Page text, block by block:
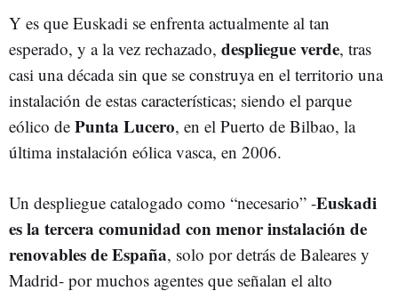
Y es que Euskadi se enfrenta actualmente al tan
esperado, y a la vez rechazado, despliegue verde, tras
casi una década sin que se construya en el territorio una
instalación de estas características; siendo el parque
eólico de Punta Lucero, en el Puerto de Bilbao, la
última instalación eólica vasca, en 2006.
Un despliegue catalogado como “necesario” -Euskadi
es la tercera comunidad con menor instalación de
renovables de España, solo por detrás de Baleares y
Madrid- por muchos agentes que señalan el alto